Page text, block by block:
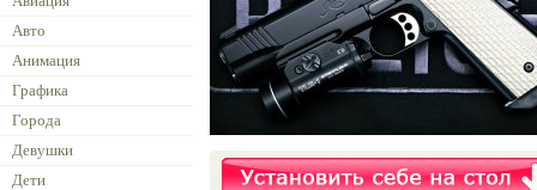
Авто
Анимация
Графика
Города
Девушки
Дети